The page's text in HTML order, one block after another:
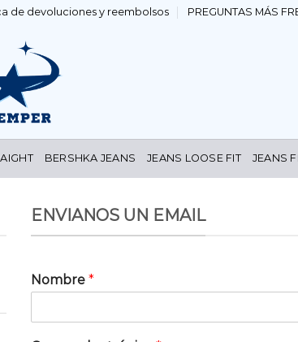
de devoluciones y reembolsos PREGUNTAS MÁS
BERSHKA JEANS JEANS LOOSE FIT JEANS
ENVIANOS UN EMAIL
Nombre *